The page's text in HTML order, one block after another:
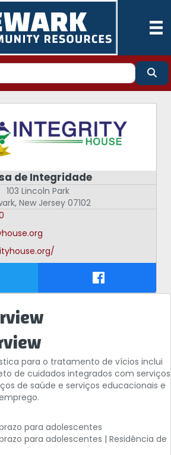
de Integridade
103 Lincoln Park
, New Jersey 07102
para o tratamento de vícios inclui
de cuidados integrados com serviços
de saúde e serviços educacionais e
para adolescentes
para adolescentes | Residência de